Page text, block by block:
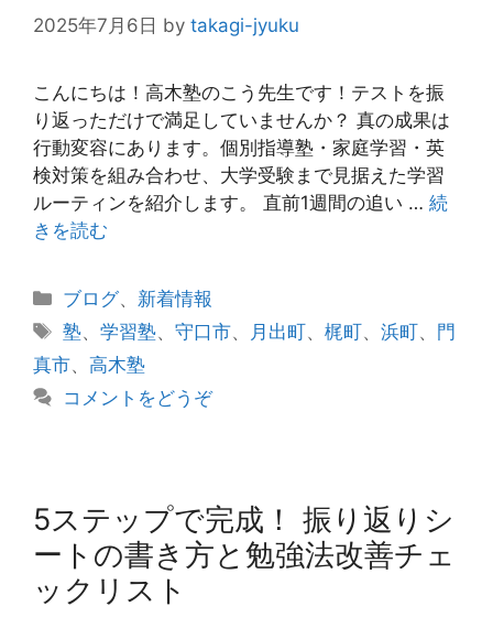
2025年7月6日 by takagi-jyuku
こんにちは！高木塾のこう先生です！テストを振
り返っただけで満足していませんか？ 真の成果は
行動変容にあります。個別指導塾・家庭学習・英
検対策を組み合わせ、大学受験まで見据えた学習
ルーティンを紹介します。 直前1週間の追い … 続
きを読む
カ
テ
リ
ー
ブログ、 新着情報
タ
グ
塾、学習塾、守口市、 月出町、梶町、浜町、 門
真市、 高木塾
コメントをどうぞ
5ステップで完成！ 振り返りシ
ートの書き方と勉強法改善チェ
ックリスト